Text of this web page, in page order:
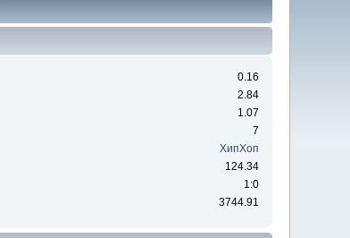
0.16
2.84
1.07
7
ХипХоп
124.34
1:0
3744.91